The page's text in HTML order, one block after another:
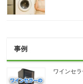
事例
ワインセ